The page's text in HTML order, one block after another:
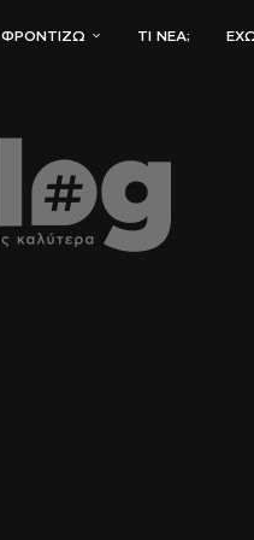
ΦΡΟΝΤΊΖΩ ΤΙ ΝΈΑ;